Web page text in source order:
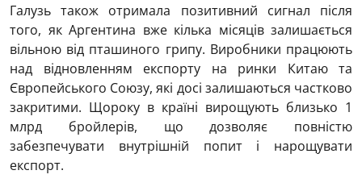
Галузь також отримала позитивний сигнал після
того, як Аргентина вже кілька місяців залишається
вільною від пташиного грипу. Виробники працюють
над відновленням експорту на ринки Китаю та
Європейського Союзу, які досі залишаються частково
закритими. Щороку в країні вирощують близько 1
млрд бройлерів, що дозволяє повністю
забезпечувати внутрішній попит і нарощувати
експорт.